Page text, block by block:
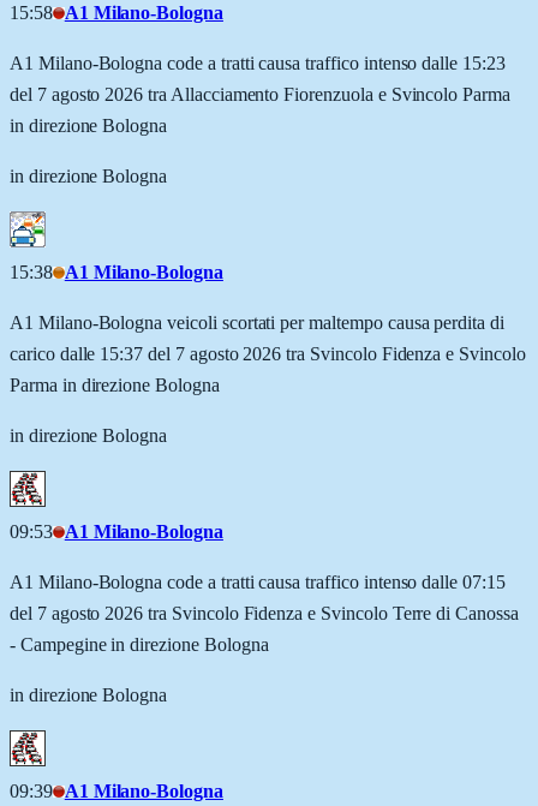
15:58 A1 Milano-Bologna
A1 Milano-Bologna code a tratti causa traffico intenso dalle 15:23
del 7 agosto 2026 tra Allacciamento Fiorenzuola e Svincolo Parma
in direzione Bologna
in direzione Bologna
15:38 A1 Milano-Bologna
A1 Milano-Bologna veicoli scortati per maltempo causa perdita di
carico dalle 15:37 del 7 agosto 2026 tra Svincolo Fidenza e Svincolo
Parma in direzione Bologna
in direzione Bologna
09:53 A1 Milano-Bologna
A1 Milano-Bologna code a tratti causa traffico intenso dalle 07:15
del 7 agosto 2026 tra Svincolo Fidenza e Svincolo Terre di Canossa
- Campegine in direzione Bologna
in direzione Bologna
09:39 A1 Milano-Bologna